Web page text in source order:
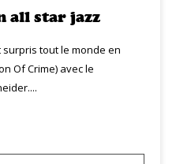
all star jazz
surpris tout le monde en
Of Crime) avec le